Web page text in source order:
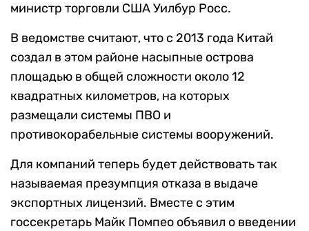
министр торговли США Уилбур Росс.
В ведомстве считают, что с 2013 года Китай
создал в этом районе насыпные острова
площадью в общей сложности около 12
квадратных километров, на которых
размещали системы ПВО и
противокорабельные системы вооружений.
Для компаний теперь будет действовать так
называемая презумпция отказа в выдаче
экспортных лицензий. Вместе с этим
госсекретарь Майк Помпео объявил о введении